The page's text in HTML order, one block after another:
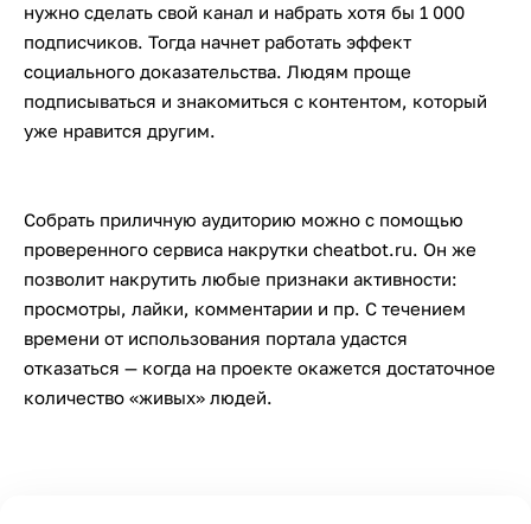
нужно сделать свой канал и набрать хотя бы 1 000
подписчиков. Тогда начнет работать эффект
социального доказательства. Людям проще
подписываться и знакомиться с контентом, который
уже нравится другим.
Собрать приличную аудиторию можно с помощью
проверенного сервиса накрутки cheatbot.ru. Он же
позволит накрутить любые признаки активности:
просмотры, лайки, комментарии и пр. С течением
времени от использования портала удастся
отказаться — когда на проекте окажется достаточное
количество «живых» людей.